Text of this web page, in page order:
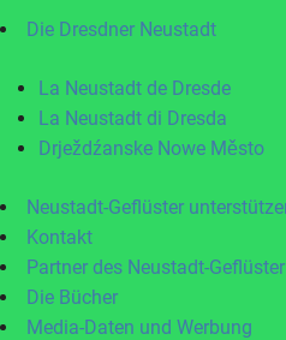
Die Dresdner Neustadt
La Neustadt de Dresde
La Neustadt di Dresda
Drježdźanske Nowe Město
Neustadt-Geflüster
Kontakt
Partner des Neustadt-Geflüster
Die Bücher
Media-Daten und Werbung